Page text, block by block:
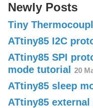
Newly Posts
Tiny
ATtiny85 I2C
ATtiny85 SPI
mode tutorial
20
ATtiny85 sleep
ATtiny85